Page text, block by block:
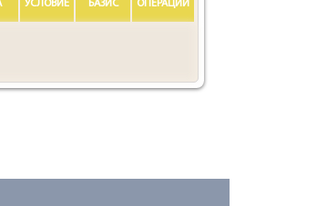
УСЛОВИЕ БАЗИС ОПЕРАЦИИ